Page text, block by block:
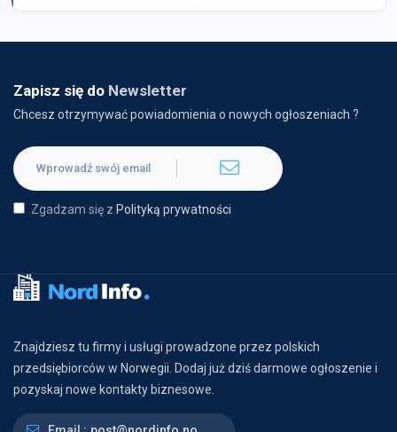
Zapisz się do Newsletter
Chcesz otrzymywać powiadomienia o nowych ogłoszeniach ?
Zgadzam się z Polityką prywatności
Znajdziesz tu firmy i usługi prowadzone przez polskich
przedsiębiorców w Norwegii. Dodaj już dziś darmowe ogłoszenie i
pozyskaj nowe kontakty biznesowe.